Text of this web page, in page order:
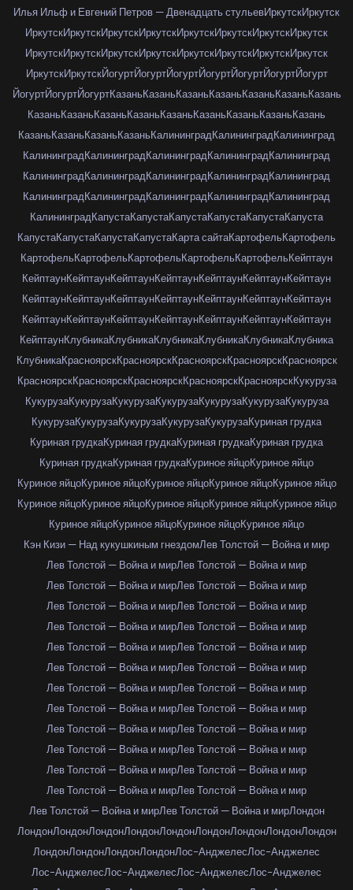
Илья Ильф и Евгений Петров — Двенадцать стульевИркутскИркутск
ИркутскИркутскИркутскИркутскИркутскИркутскИркутскИркутск
ИркутскИркутскИркутскИркутскИркутскИркутскИркутскИркутск
ИркутскИркутскЙогуртЙогуртЙогуртЙогуртЙогуртЙогуртЙогурт
ЙогуртЙогуртЙогуртКазаньКазаньКазаньКазаньКазаньКазаньКазань
КазаньКазаньКазаньКазаньКазаньКазаньКазаньКазаньКазань
КазаньКазаньКазаньКазаньКалининградКалининградКалининград
КалининградКалининградКалининградКалининградКалининград
КалининградКалининградКалининградКалининградКалининград
КалининградКалининградКалининградКалининградКалининград
КалининградКапустаКапустаКапустаКапустаКапустаКапуста
КапустаКапустаКапустаКапустаКарта сайтаКартофельКартофель
КартофельКартофельКартофельКартофельКартофельКейптаун
КейптаунКейптаунКейптаунКейптаунКейптаунКейптаунКейптаун
КейптаунКейптаунКейптаунКейптаунКейптаунКейптаунКейптаун
КейптаунКейптаунКейптаунКейптаунКейптаунКейптаунКейптаун
КейптаунКлубникаКлубникаКлубникаКлубникаКлубникаКлубника
КлубникаКрасноярскКрасноярскКрасноярскКрасноярскКрасноярск
КрасноярскКрасноярскКрасноярскКрасноярскКрасноярскКукуруза
КукурузаКукурузаКукурузаКукурузаКукурузаКукурузаКукуруза
КукурузаКукурузаКукурузаКукурузаКукурузаКуриная грудка
Куриная грудкаКуриная грудкаКуриная грудкаКуриная грудка
Куриная грудкаКуриная грудкаКуриное яйцоКуриное яйцо
Куриное яйцоКуриное яйцоКуриное яйцоКуриное яйцоКуриное яйцо
Куриное яйцоКуриное яйцоКуриное яйцоКуриное яйцоКуриное яйцо
Куриное яйцоКуриное яйцоКуриное яйцоКуриное яйцо
Кэн Кизи — Над кукушкиным гнездомЛев Толстой — Война и мир
Лев Толстой — Война и мирЛев Толстой — Война и мир
Лев Толстой — Война и мирЛев Толстой — Война и мир
Лев Толстой — Война и мирЛев Толстой — Война и мир
Лев Толстой — Война и мирЛев Толстой — Война и мир
Лев Толстой — Война и мирЛев Толстой — Война и мир
Лев Толстой — Война и мирЛев Толстой — Война и мир
Лев Толстой — Война и мирЛев Толстой — Война и мир
Лев Толстой — Война и мирЛев Толстой — Война и мир
Лев Толстой — Война и мирЛев Толстой — Война и мир
Лев Толстой — Война и мирЛев Толстой — Война и мир
Лев Толстой — Война и мирЛев Толстой — Война и мир
Лев Толстой — Война и мирЛев Толстой — Война и мир
Лев Толстой — Война и мирЛев Толстой — Война и мирЛондон
ЛондонЛондонЛондонЛондонЛондонЛондонЛондонЛондонЛондон
ЛондонЛондонЛондонЛондонЛос-АнджелесЛос-Анджелес
Лос-АнджелесЛос-АнджелесЛос-АнджелесЛос-Анджелес